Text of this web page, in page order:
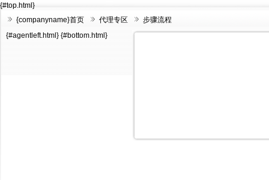
{#top.html}
{companyname}首页
代理专区
步骤流程
{#agentleft.html} {#bottom.html}